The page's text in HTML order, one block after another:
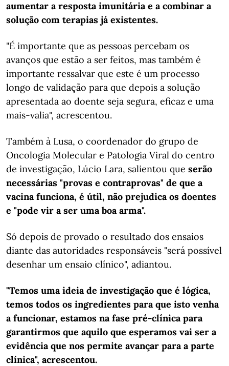
aumentar a resposta imunitária e a combinar a
solução com terapias já existentes.
"É importante que as pessoas percebam os
avanços que estão a ser feitos, mas também é
importante ressalvar que este é um processo
longo de validação para que depois a solução
apresentada ao doente seja segura, eficaz e uma
mais-valia", acrescentou.
Também à Lusa, o coordenador do grupo de
Oncologia Molecular e Patologia Viral do centro
de investigação, Lúcio Lara, salientou que serão
necessárias "provas e contraprovas" de que a
vacina funciona, é útil, não prejudica os doentes
e "pode vir a ser uma boa arma".
Só depois de provado o resultado dos ensaios
diante das autoridades responsáveis "será possível
desenhar um ensaio clínico", adiantou.
"Temos uma ideia de investigação que é lógica,
temos todos os ingredientes para que isto venha
a funcionar, estamos na fase pré-clínica para
garantirmos que aquilo que esperamos vai ser a
evidência que nos permite avançar para a parte
clínica", acrescentou.